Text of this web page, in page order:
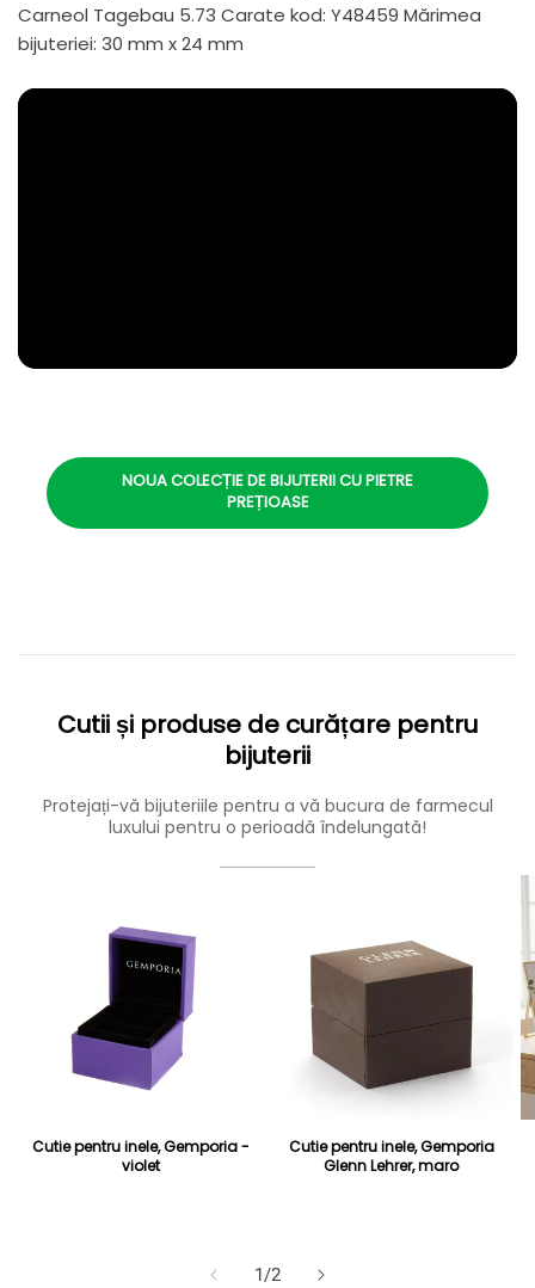
Carneol Tagebau 5.73 Carate kod: Y48459 Mărimea
bijuteriei: 30 mm x 24 mm
NOUA COLECȚIE DE BIJUTERII CU PIETRE
PREȚIOASE
Cutii și produse de curățare pentru
bijuterii
Protejați-vă bijuteriile pentru a vă bucura de farmecul
luxului pentru o perioadă îndelungată!
Cutie pentru inele, Gemporia -
violet
Cutie pentru inele, Gemporia
Glenn Lehrer, maro
1/
din2